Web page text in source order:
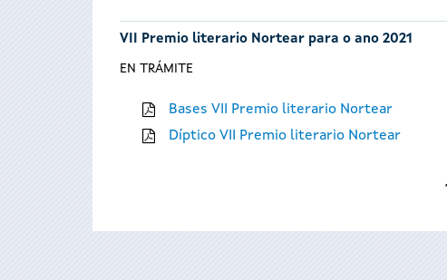
VII Premio literario Nortear para o ano 2021
EN TRÁMITE
Bases VII Premio literario Nortear
Díptico VII Premio literario Nortear